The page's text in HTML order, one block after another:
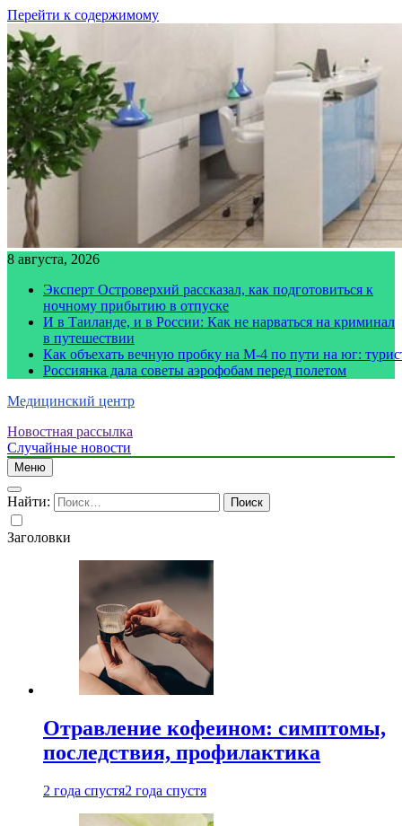
Перейти к содержимому
8 августа, 2026
Эксперт Островерхий рассказал, как подготовиться к
ночному прибытию в отпуске
И в Таиланде, и в России: Как не нарваться на криминал
в путешествии
Как объехать вечную пробку на М-4 по пути на юг:
Россиянка дала советы аэрофобам перед полетом
Медицинский центр
Новостная рассылка
Случайные новости
Меню
Найти:
Заголовки
Отравление кофеином: симптомы,
последствия, профилактика
2 года спустя2 года спустя